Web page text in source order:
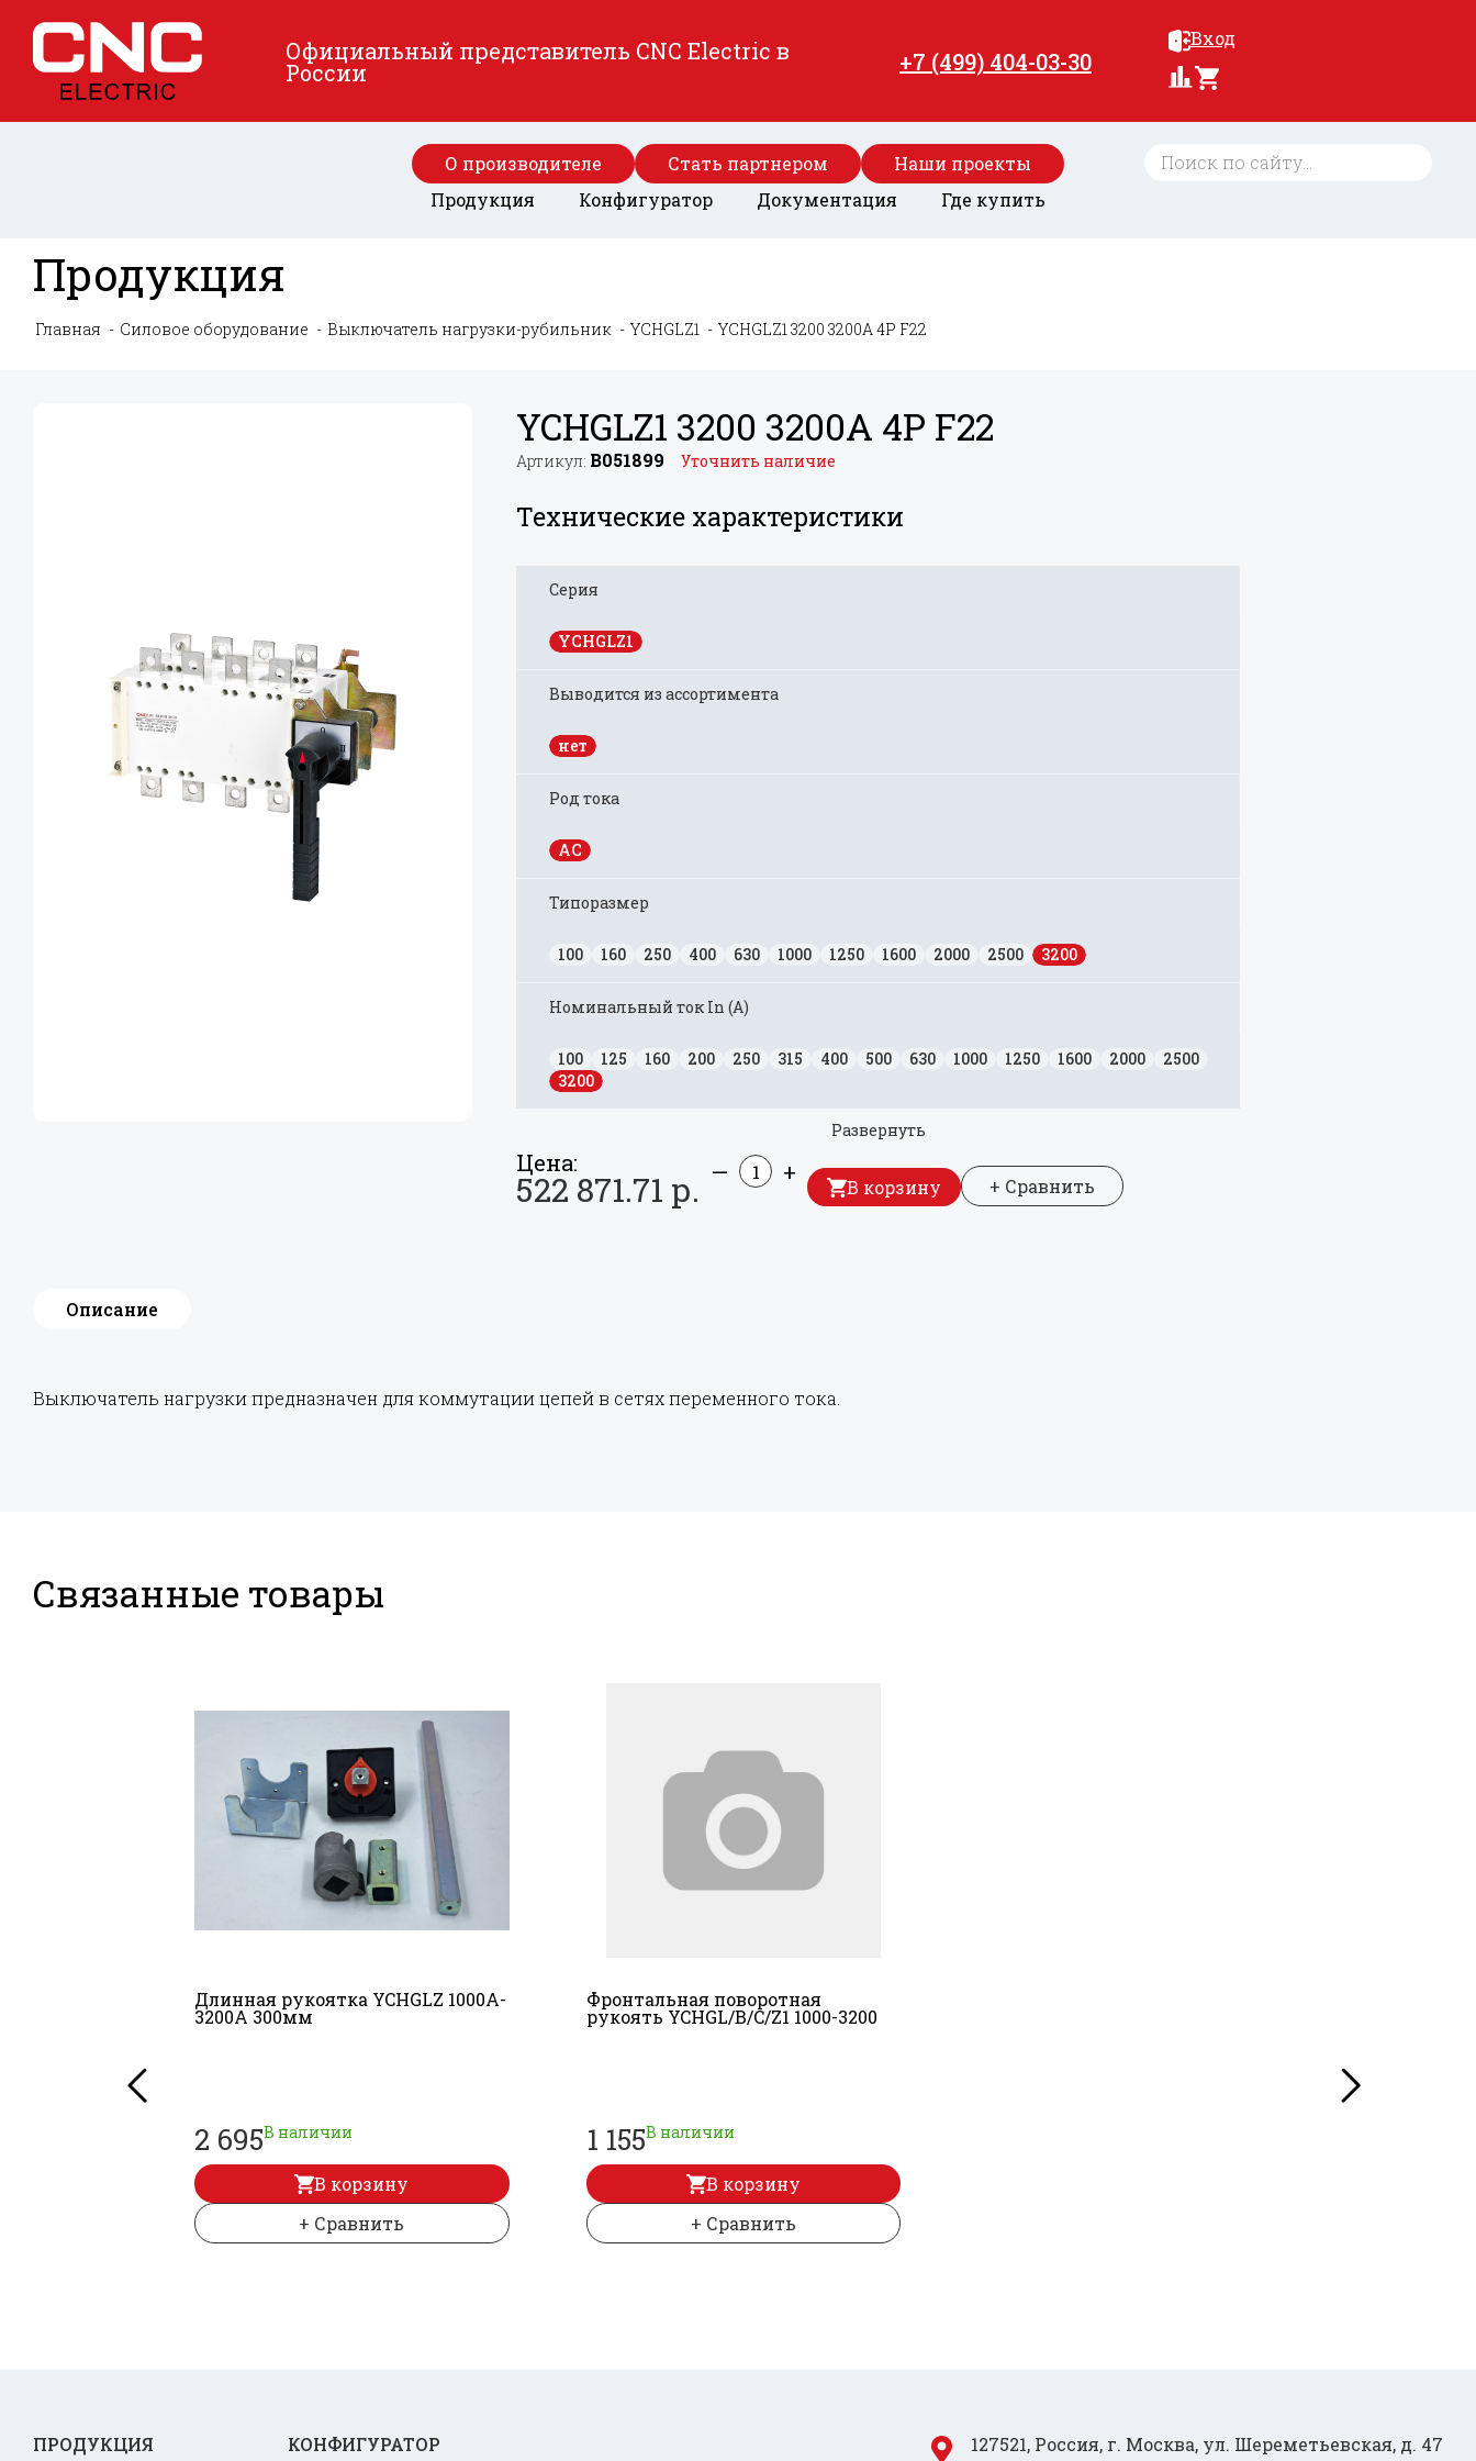
Официальный представитель CNC Electric в
России +7 (499) 404-03-30
Вход
О производителе Стать партнером
Наши проекты
Продукция
Конфигуратор Документация Где купить
Продукция
Главная Силовое оборудование Выключатель нагрузки-рубильник YCHGLZ1 YCHGLZ1 3200 3200A 4P F22
YCHGLZ1 3200 3200A 4P F22
Артикул: B051899 Уточнить наличие
Технические характеристики
Развернуть
Серия
YCHGLZ1
Выводится из ассортимента
нет
Род тока
AC
Типоразмер
100 160 250 400 630 1000 1250 1600 2000 2500 3200
Номинальный ток In (А)
100 125 160 200 250 315 400 500 630 1000 1250 1600 2000
2500
3200
Цена:
522 871.71 р. — +
В корзину + Сравнить
Описание
Выключатель нагрузки предназначен для коммутации цепей в сетях переменного тока.
Связанные товары
Длинная рукоятка YCHGLZ 1000A-
3200A 300мм
2 695В наличии
В корзину
+ Сравнить
Фронтальная поворотная
рукоять YCHGL/B/C/Z1 1000-3200
1 155В наличии
В корзину
+ Сравнить
ПРОДУКЦИЯ КОНФИГУРАТОР 127521, Россия, г. Москва, ул. Шереметьевская, д. 47